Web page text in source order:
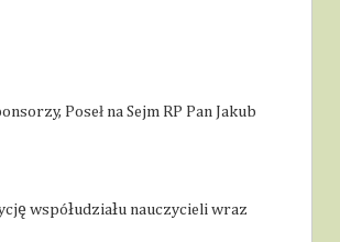
Poseł na Sejm RP Pan Jakub
współudziału nauczycieli wraz